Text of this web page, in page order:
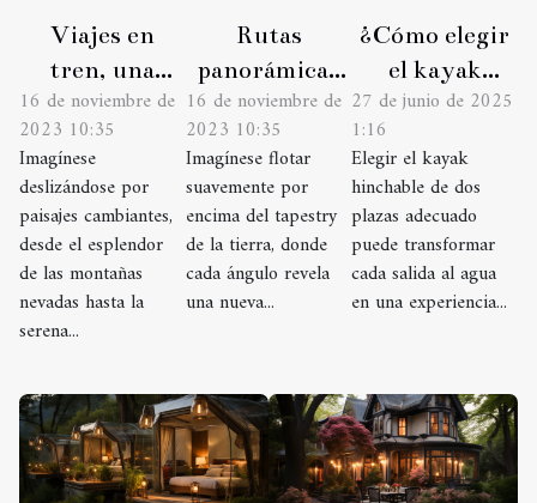
Viajes en
tren, una
experiencia
fuera de lo
común
16 de noviembre de
2023 10:35
Imagínese
deslizándose por
paisajes cambiantes,
desde el esplendor
de las montañas
nevadas hasta la
serena...
Rutas
panorámicas
en globo, un
viaje
inolvidable
16 de noviembre de
2023 10:35
Imagínese flotar
suavemente por
encima del tapestry
de la tierra, donde
cada ángulo revela
una nueva...
¿Cómo elegir
el kayak
hinchable de
dos plazas
perfecto para
ti?
27 de junio de 2025
1:16
Elegir el kayak
hinchable de dos
plazas adecuado
puede transformar
cada salida al agua
en una experiencia...